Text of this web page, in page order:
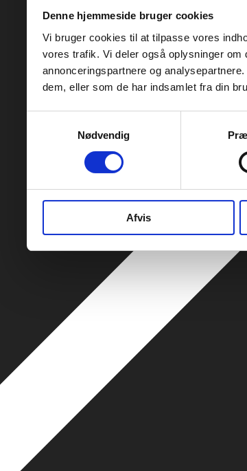
Denne hjemmeside bruger cookies
Vi bruger cookies til at tilpasse vores
vores trafik. Vi deler også oplysninger
annonceringspartnere og
dem, eller som de har indsamlet fra din
Nødvendig
Afvis